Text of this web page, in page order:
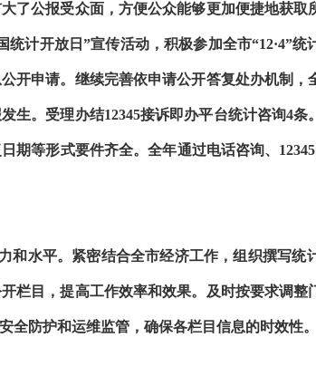
了公报受众面，方便公众能够更加便捷地获
计开放日”宣传活动，积极参加全市“12·4”统
开申请。继续完善依申请公开答复处办机制
生。受理办结12345接诉即办平台统计咨询4
期等形式要件齐全。全年通过电话咨询、
和水平。紧密结合全市经济工作，组织撰写
栏目，提高工作效率和效果。及时按要求调
全防护和运维监管，确保各栏目信息的时效性。